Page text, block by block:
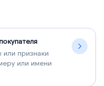
признаки
или имени